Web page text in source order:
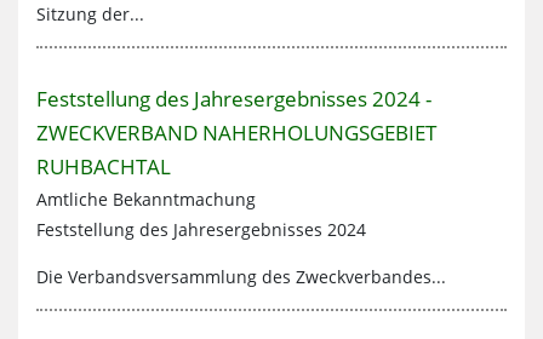
Sitzung der...
Mehr zum Thema:
Feststellung des Jahresergebnisses 2024 -
ZWECKVERBAND NAHERHOLUNGSGEBIET
RUHBACHTAL
Amtliche Bekanntmachung
Feststellung des Jahresergebnisses 2024
Die Verbandsversammlung des Zweckverbandes...